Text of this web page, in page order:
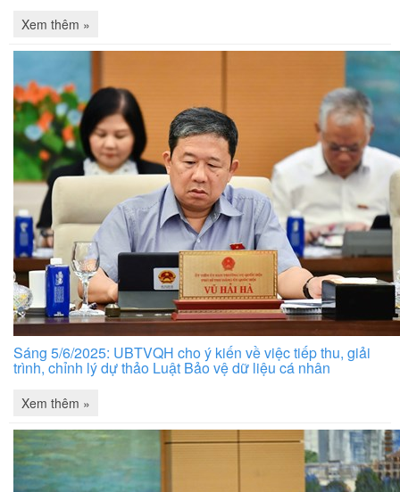
Xem thêm »
Sáng 5/6/2025: UBTVQH cho ý kiến về việc tiếp thu, giải
trình, chỉnh lý dự thảo Luật Bảo vệ dữ liệu cá nhân
Xem thêm »